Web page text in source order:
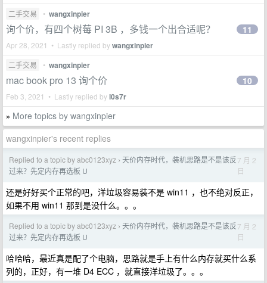
二手交易 • wangxinpier
询个价，有四个树莓 PI 3B ，多钱一个出合适呢？
Apr 28, 2021 • Lastly replied bywangxinpier
11
二手交易 • wangxinpier
mac book pro 13 询个价
Feb 3, 2021 • Lastly replied byl0s7r
10
» More topics by wangxinpier
wangxinpier's recent replies
Replied to a topic by abc0123xyz › 天价内存时代，装机思路是不是该反
过来？先定内存再选板 U
7 月 2
日
还是好好买个正常的吧，洋垃圾容易装不是 win11 ，也不绝对反正，
如果不用 win11 那到是没什么。。。
Replied to a topic by abc0123xyz › 天价内存时代，装机思路是不是该反
过来？先定内存再选板 U
7 月 2
日
哈哈哈，最近真是配了个电脑，思路就是手上有什么内存就买什么系
列的，正好，有一堆 D4 ECC ，就直接洋垃圾了。。。